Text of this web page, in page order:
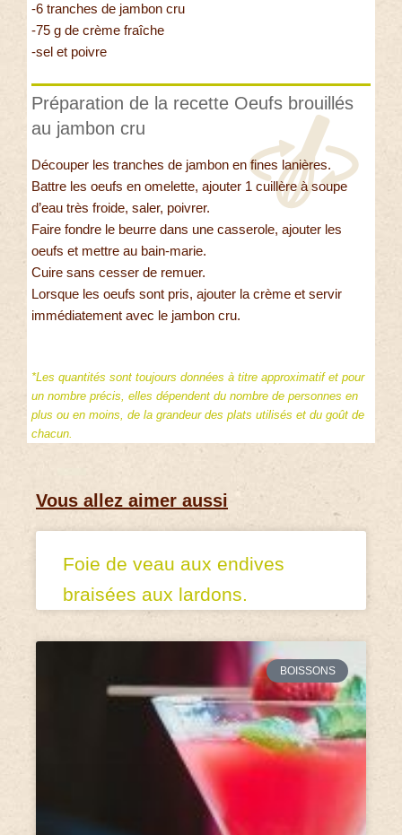
-6 tranches de jambon cru
-75 g de crème fraîche
-sel et poivre
Préparation de la recette Oeufs brouillés
au jambon cru
Découper les tranches de jambon en fines lanières.
Battre les oeufs en omelette, ajouter 1 cuillère à soupe
d’eau très froide, saler, poivrer.
Faire fondre le beurre dans une casserole, ajouter les
oeufs et mettre au bain-marie.
Cuire sans cesser de remuer.
Lorsque les oeufs sont pris, ajouter la crème et servir
immédiatement avec le jambon cru.
*Les quantités sont toujours données à titre approximatif et pour
un nombre précis, elles dépendent du nombre de personnes en
plus ou en moins, de la grandeur des plats utilisés et du goût de
chacun.
Vous allez aimer aussi
Foie de veau aux endives
braisées aux lardons.
BOISSONS